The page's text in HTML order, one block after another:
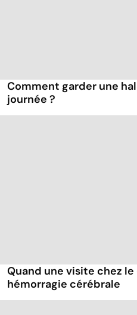
Comment garder une
journée ?
Quand une visite chez
hémorragie cérébrale